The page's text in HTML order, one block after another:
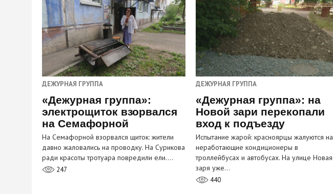
ДЕЖУРНАЯ ГРУППА
«Дежурная группа»:
электрощиток взорвался
на Семафорной
На Семафорной взорвался щиток: жители
давно жаловались на проводку. На Сурикова
ради красоты тротуара повредили ели.…
247
ДЕЖУРНАЯ ГРУППА
«Дежурная группа»: на
Новой зари перекопали
вход к подъезду
Испытание жарой: красноярцы жалуются на
неработающие кондиционеры в
троллейбусах и автобусах. На улице Новая
заря уже…
440